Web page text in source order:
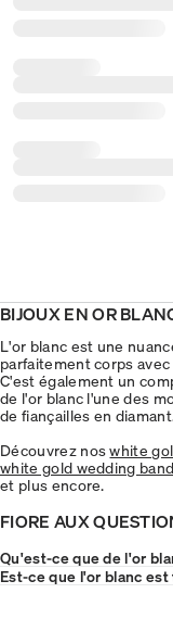
BIJOUX EN OR
L'or blanc est une
parfaitement corps
C'est également un
de l'or blanc l'une des
de fiançailles en
Découvrez noswhite
white gold wedding
et plus encore.
FIORE AUX
Qu'est-ce que de l'or
Est-ce que l'or blanc est